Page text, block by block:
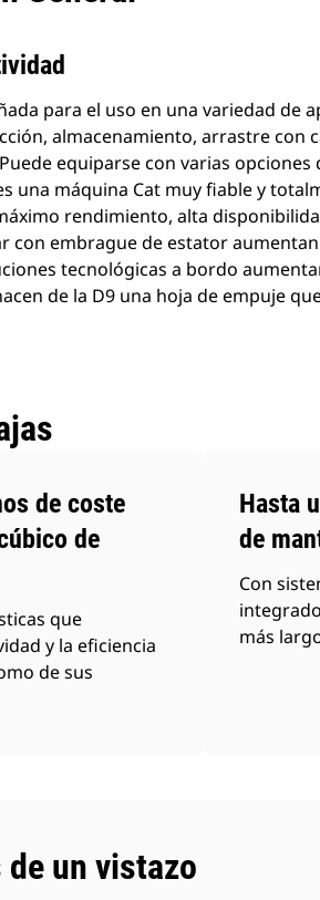
para el uso en una variedad de
almacenamiento, arrastre con
equiparse con varias opciones
una máquina Cat muy fiable y
rendimiento, alta
con embrague de estator
tecnológicas a bordo
de la D9 una hoja de empuje
de coste
de
que
y la eficiencia
de sus
Hasta
de
Con
más
un vistazo